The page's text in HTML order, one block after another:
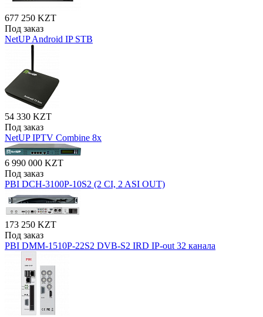
677 250 KZT
Под заказ
NetUP Android IP STB
54 330 KZT
Под заказ
NetUP IPTV Combine 8x
6 990 000 KZT
Под заказ
PBI DCH-3100P-10S2 (2 CI, 2 ASI OUT)
173 250 KZT
Под заказ
PBI DMM-1510P-22S2 DVB-S2 IRD IP-out 32 канала